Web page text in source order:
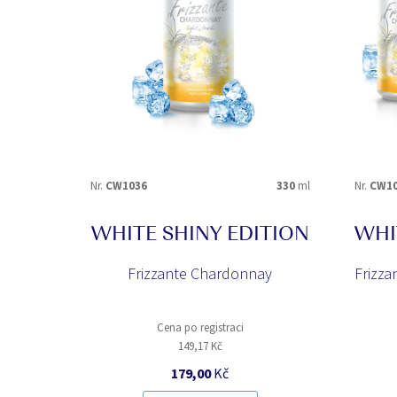
Nr. CW1036 330ml
WHITE SHINY EDITION
Frizzante Chardonnay
Cena po registraci
149,17 Kč
179,00Kč
Nr.